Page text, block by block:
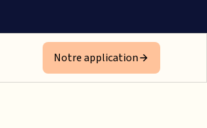
Notre application